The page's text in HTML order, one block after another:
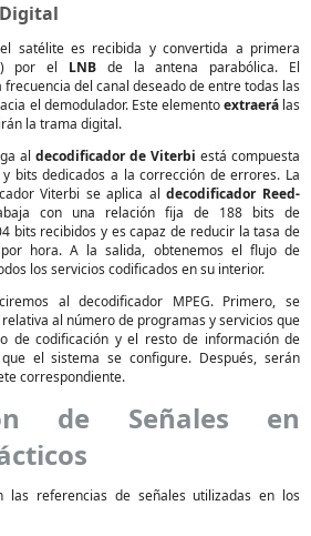
satélite es recibida y convertida a primera
por el LNB de la antena parabólica. El
frecuencia del canal deseado de entre todas las
el demodulador. Este elementoextraerálas
la trama digital.
al decodificador de Viterbi está compuesta
bits dedicados a la corrección de errores. La
Viterbi se aplica aldecodificador Reed-
con una relación fija de 188 bits de
bits recibidos y es capaz de reducir la tasa de
hora. A la salida, obtenemos el flujo de
los servicios codificados en su interior.
al decodificador MPEG. Primero, se
al número de programas y servicios que
de codificación y el resto de información de
el sistema se configure. Después, serán
correspondiente.
de Señales en
las referencias de señales utilizadas en los